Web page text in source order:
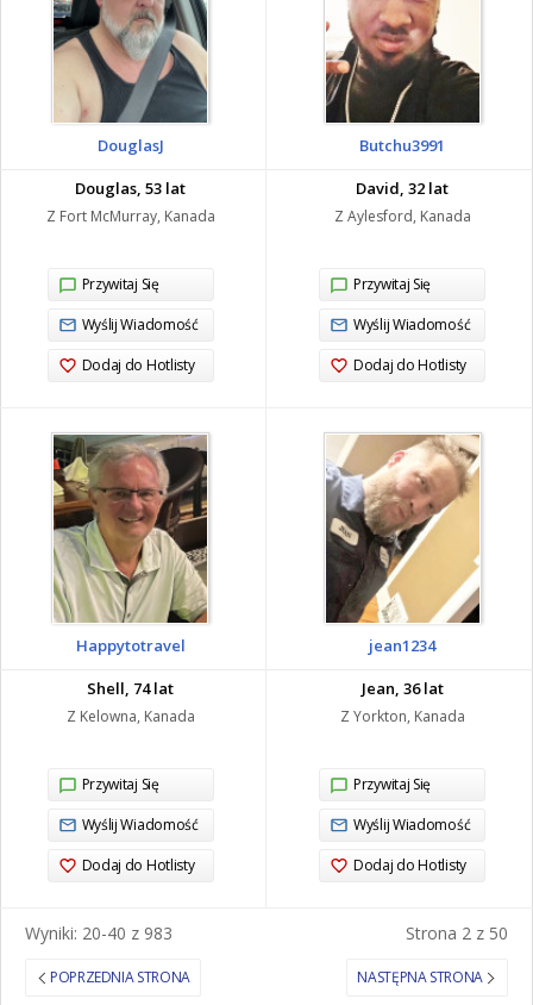
DouglasJ
Douglas, 53 lat
Z Fort McMurray, Kanada
Przywitaj Się
Wyślij Wiadomość
Dodaj do Hotlisty
Butchu3991
David, 32 lat
Z Aylesford, Kanada
Przywitaj Się
Wyślij Wiadomość
Dodaj do Hotlisty
Happytotravel
Shell, 74 lat
Z Kelowna, Kanada
Przywitaj Się
Wyślij Wiadomość
Dodaj do Hotlisty
jean1234
Jean, 36 lat
Z Yorkton, Kanada
Przywitaj Się
Wyślij Wiadomość
Dodaj do Hotlisty
POPRZEDNIA STRONA
Strona 2 z 50
NASTĘPNA STRONA
Wyniki: 20-40 z 983